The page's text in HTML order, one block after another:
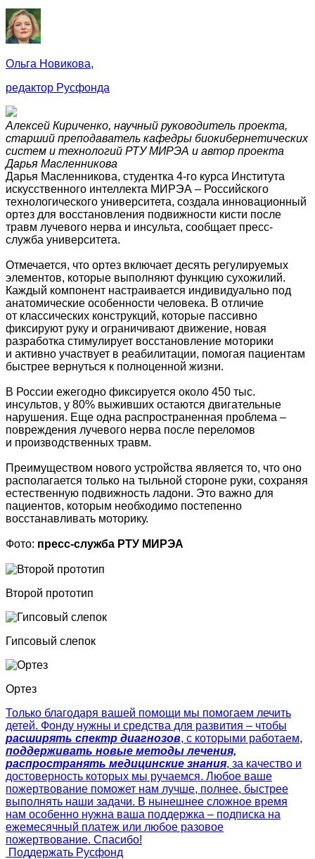
Ольга Новикова,
редактор Русфонда
Алексей Кириченко, научный руководитель проекта,
старший преподаватель кафедры биокибернетических
систем и технологий РТУ МИРЭА и автор проекта
Дарья Масленникова
Дарья Масленникова, студентка 4-го курса Института
искусственного интеллекта МИРЭА – Российского
технологического университета, создала инновационный
ортез для восстановления подвижности кисти после
травм лучевого нерва и инсульта, сообщает пресс-
служба университета.
Отмечается, что ортез включает десять регулируемых
элементов, которые выполняют функцию сухожилий.
Каждый компонент настраивается индивидуально под
анатомические особенности человека. В отличие
от классических конструкций, которые пассивно
фиксируют руку и ограничивают движение, новая
разработка стимулирует восстановление моторики
и активно участвует в реабилитации, помогая пациентам
быстрее вернуться к полноценной жизни.
В России ежегодно фиксируется около 450 тыс.
инсультов, у 80% выживших остаются двигательные
нарушения. Еще одна распространенная проблема –
повреждения лучевого нерва после переломов
и производственных травм.
Преимуществом нового устройства является то, что оно
располагается только на тыльной стороне руки, сохраняя
естественную подвижность ладони. Это важно для
пациентов, которым необходимо постепенно
восстанавливать моторику.
Фото: пресс-служба РТУ МИРЭА
Второй прототип
Гипсовый слепок
Ортез
Только благодаря вашей помощи мы помогаем лечить
детей. Фонду нужны и средства для развития – чтобы
расширять спектр диагнозов, с которыми работаем,
поддерживать новые методы лечения,
распространять медицинские знания, за качество и
достоверность которых мы ручаемся. Любое ваше
пожертвование поможет нам лучше, полнее, быстрее
выполнять наши задачи. В нынешнее сложное время
нам особенно нужна ваша поддержка – подписка на
ежемесячный платеж или любое разовое
пожертвование. Спасибо!
Поддержать Русфонд